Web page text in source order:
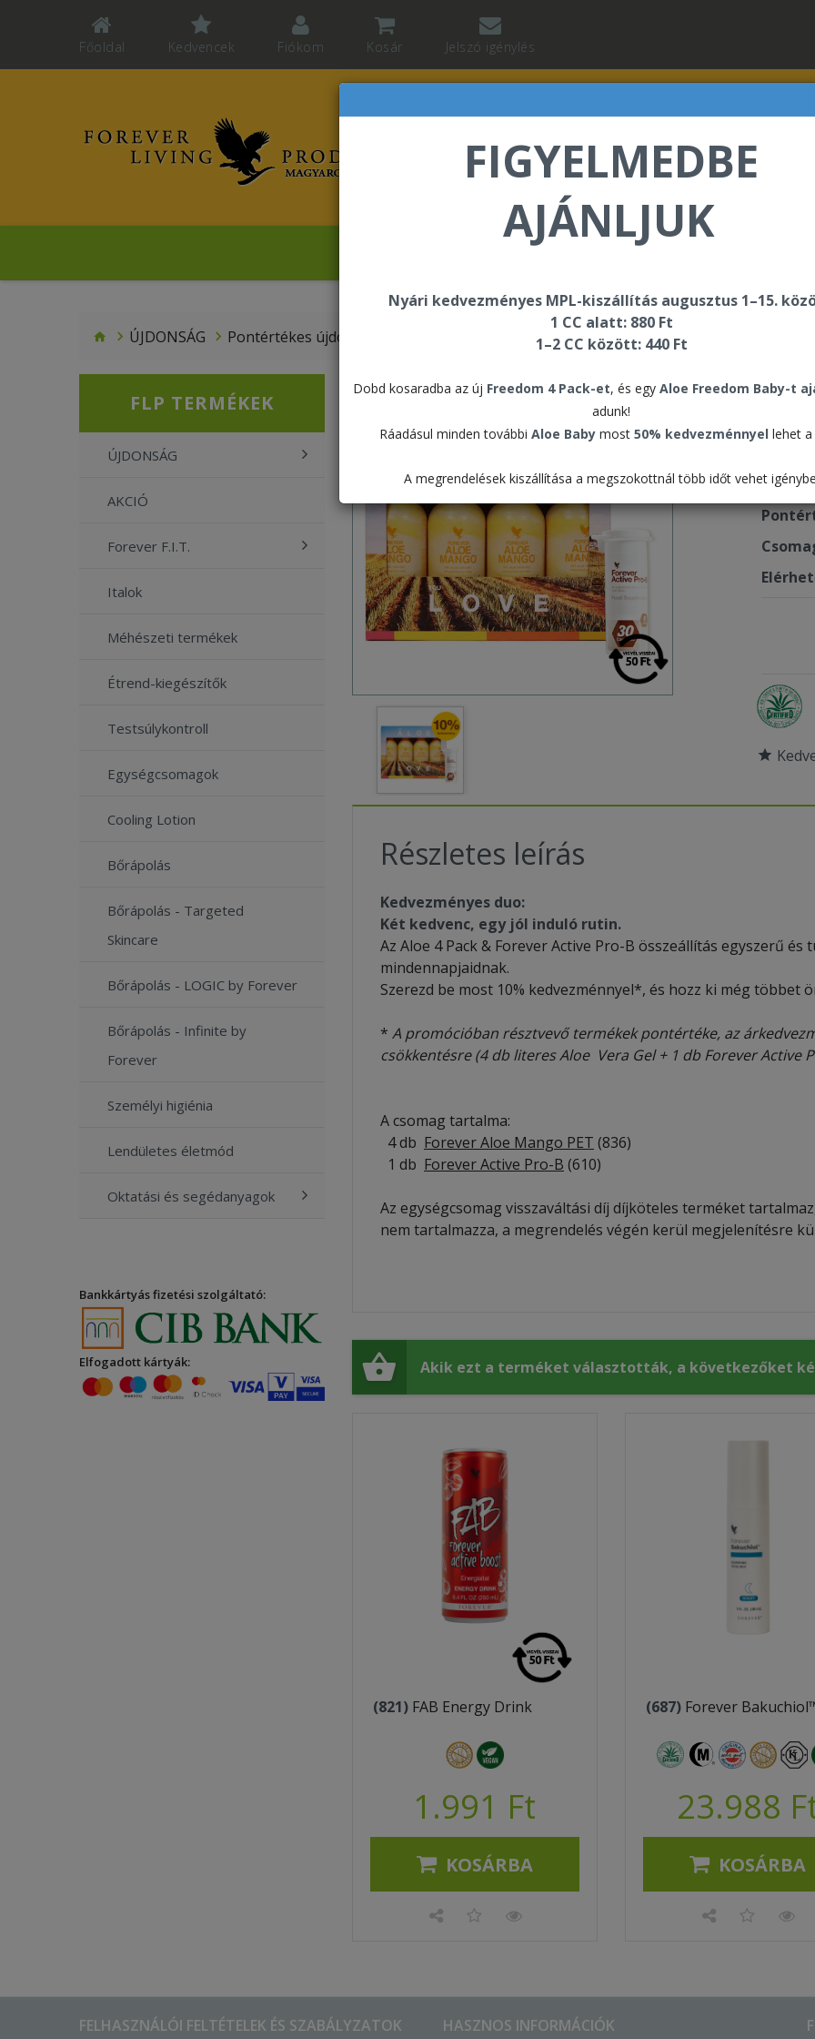
FIGYELMEDBE
AJÁNLJUK
Nyári kedvezményes MPL-kiszállítás augusztus 1–15.
1 CC alatt: 880 Ft
1–2 CC között: 440 Ft
Dobd kosaradba az új Freedom 4 Pack-et, és egy Aloe Freedom Baby-t
adunk!
Ráadásul minden további Aloe Babymost 50% kedvezménnyel lehet a
A megrendelések kiszállítása a megszokottnál több időt vehet
Főoldal Kedvencek Fiókom Kosár Jelszó igénylés
ÚJDONSÁG Pontértékes újdonságok 4 Pack Mango & Pro-B Duo
FLP TERMÉKEK
ÚJDONSÁG
AKCIÓ
Forever F.I.T.
Italok
Méhészeti termékek
Étrend-kiegészítők
Testsúlykontroll
Egységcsomagok
Cooling Lotion
Bőrápolás
Bőrápolás - Targeted
Skincare
Bőrápolás - LOGIC by Forever
Bőrápolás - Infinite by
Forever
Személyi higiénia
Lendületes életmód
Oktatási és segédanyagok
Bankkártyás fizetési szolgáltató:
Elfogadott kártyák:
4
Részletes leírás
Kedvezményes duo:
Két kedvenc, egy jól induló rutin.
Az Aloe 4 Pack & Forever Active Pro-B összeállítás egyszerű
mindennapjaidnak.
Szerezd be most 10% kedvezménnyel*, és hozz ki még többet
* A promócióban résztvevő termékek pontértéke, az
csökkentésre (4 db literes Aloe Vera Gel + 1 db Forever Active
A csomag tartalma:
4 db Forever Aloe Mango PET (836)
1 db Forever Active Pro-B (610)
Az egységcsomag visszaváltási díj díjköteles terméket
nem tartalmazza, a megrendelés végén kerül megjelenítésre
Akik ezt a terméket választották, a következőket
(821) FAB Energy Drink
1.991 Ft
KOSÁRBA
(687) Forever
23.988
KOSÁRBA
FELHASZNÁLÓI FELTÉTELEK ÉS SZABÁLYZATOK HASZNOS INFORMÁCIÓK